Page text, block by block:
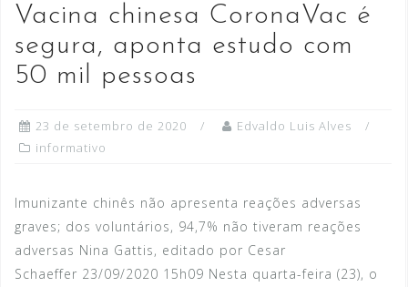
Vacina chinesa CoronaVac é
segura, aponta estudo com
50 mil pessoas
23 de setembro de 2020
Edvaldo Luis Alves
informativo
Imunizante chinês não apresenta reações adversas
graves; dos voluntários, 94,7% não tiveram reações
adversas Nina Gattis, editado por Cesar
Schaeffer 23/09/2020 15h09 Nesta quarta-feira (23), o